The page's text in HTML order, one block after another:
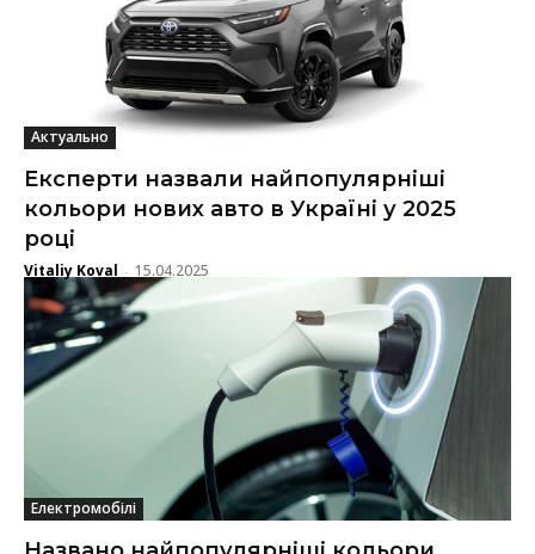
Актуально
Експерти назвали найпопулярніші
кольори нових авто в Україні у 2025
році
Vitaliy Koval - 15.04.2025
Електромобілі